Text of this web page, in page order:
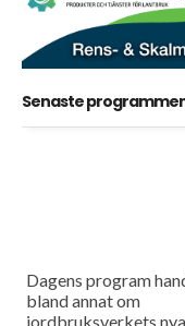
Senaste
Dagens program
bland annat om
jordbruksverkets nya